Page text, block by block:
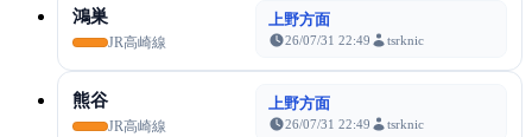
鴻巣
JR高崎線
上野方面
26/07/31 22:49 tsrknic
熊谷
JR高崎線
上野方面
26/07/31 22:49 tsrknic